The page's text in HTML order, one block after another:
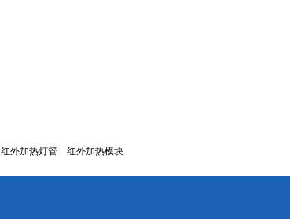
红外加热灯管 红外加热模块